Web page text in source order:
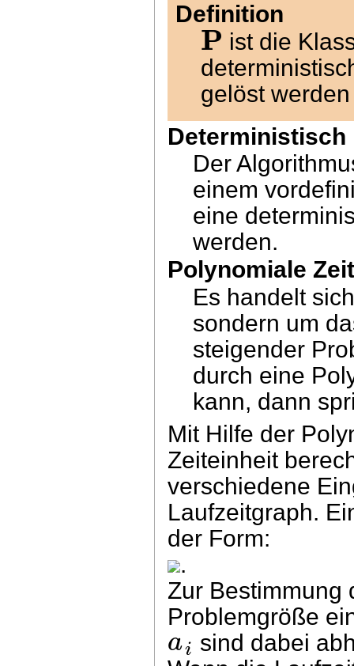
Definition
P ist die
gelöst
Deterministisch
Der
einem
eine
werden.
Polynomiale
Es handelt
sondern um
steigender
durch eine
kann, dann
Mit Hilfe der
Zeiteinheit
verschiedene
Laufzeitgraph.
der Form:
.
Zur Bestimmung
Problemgröße
ai sind dabei